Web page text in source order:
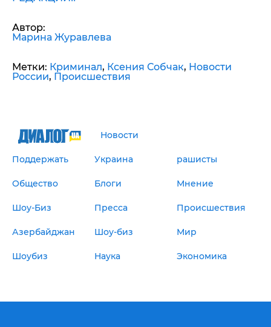
Автор:
Марина Журавлева
Метки: Криминал, Ксения Собчак, Новости
России, Происшествия
Новости
Поддержать Украина рашисты
Общество Блоги Мнение
Шоу-Биз Пресса Происшествия
Азербайджан Шоу-биз Мир
Шоубиз Наука Экономика